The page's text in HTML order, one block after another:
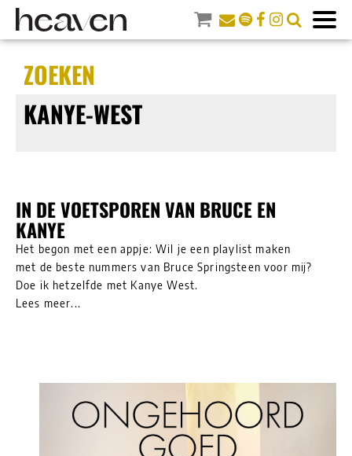
ZOEKEN
KANYE-WEST
IN DE VOETSPOREN VAN BRUCE EN
KANYE
Het begon met een appje: Wil je een playlist maken
met de beste nummers van Bruce Springsteen voor mij?
Doe ik hetzelfde met Kanye West.
Lees meer...